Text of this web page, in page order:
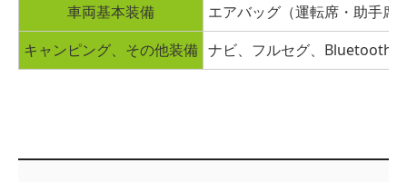
車両基本装備
エアバッグ（運転席・助手席
キャンピング、その他装備 ナビ、フルセグ、Bluetooth